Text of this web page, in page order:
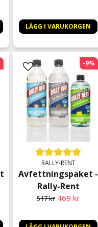
LÄGG I VARUKORGEN
RALLY-RENT
Avfettningspaket -
Rally-Rent
517 kr 469 kr
-9%